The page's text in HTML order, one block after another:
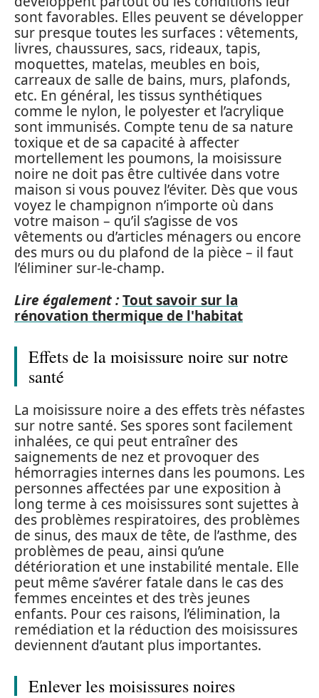
sont favorables. Elles peuvent se développer
sur presque toutes les surfaces : vêtements,
livres, chaussures, sacs, rideaux, tapis,
moquettes, matelas, meubles en bois,
carreaux de salle de bains, murs, plafonds,
etc. En général, les tissus synthétiques
comme le nylon, le polyester et l’acrylique
sont immunisés. Compte tenu de sa nature
toxique et de sa capacité à affecter
mortellement les poumons, la moisissure
noire ne doit pas être cultivée dans votre
maison si vous pouvez l’éviter. Dès que vous
voyez le champignon n’importe où dans
votre maison – qu’il s’agisse de vos
vêtements ou d’articles ménagers ou encore
des murs ou du plafond de la pièce – il faut
l’éliminer sur-le-champ.
Lire également :Tout savoir sur la
rénovation thermique de l'habitat
Effets de la moisissure noire sur notre
santé
La moisissure noire a des effets très néfastes
sur notre santé. Ses spores sont facilement
inhalées, ce qui peut entraîner des
saignements de nez et provoquer des
hémorragies internes dans les poumons. Les
personnes affectées par une exposition à
long terme à ces moisissures sont sujettes à
des problèmes respiratoires, des problèmes
de sinus, des maux de tête, de l’asthme, des
problèmes de peau, ainsi qu’une
détérioration et une instabilité mentale. Elle
peut même s’avérer fatale dans le cas des
femmes enceintes et des très jeunes
enfants. Pour ces raisons, l’élimination, la
remédiation et la réduction des moisissures
deviennent d’autant plus importantes.
Enlever les moisissures noires